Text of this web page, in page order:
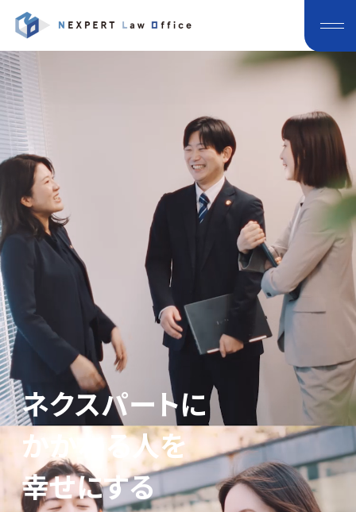
ネクスパートに
かか わる人を
幸せにする